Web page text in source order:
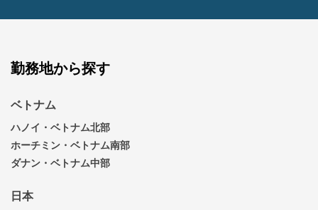
勤務地から探す
ベトナム
ハノイ・ベトナム北部
ホーチミン・ベトナム南部
ダナン・ベトナム中部
日本